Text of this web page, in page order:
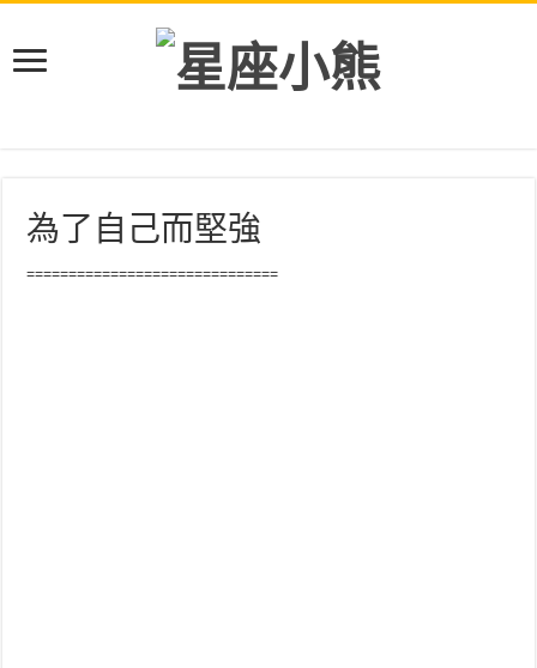
為了自己而堅強
==============================